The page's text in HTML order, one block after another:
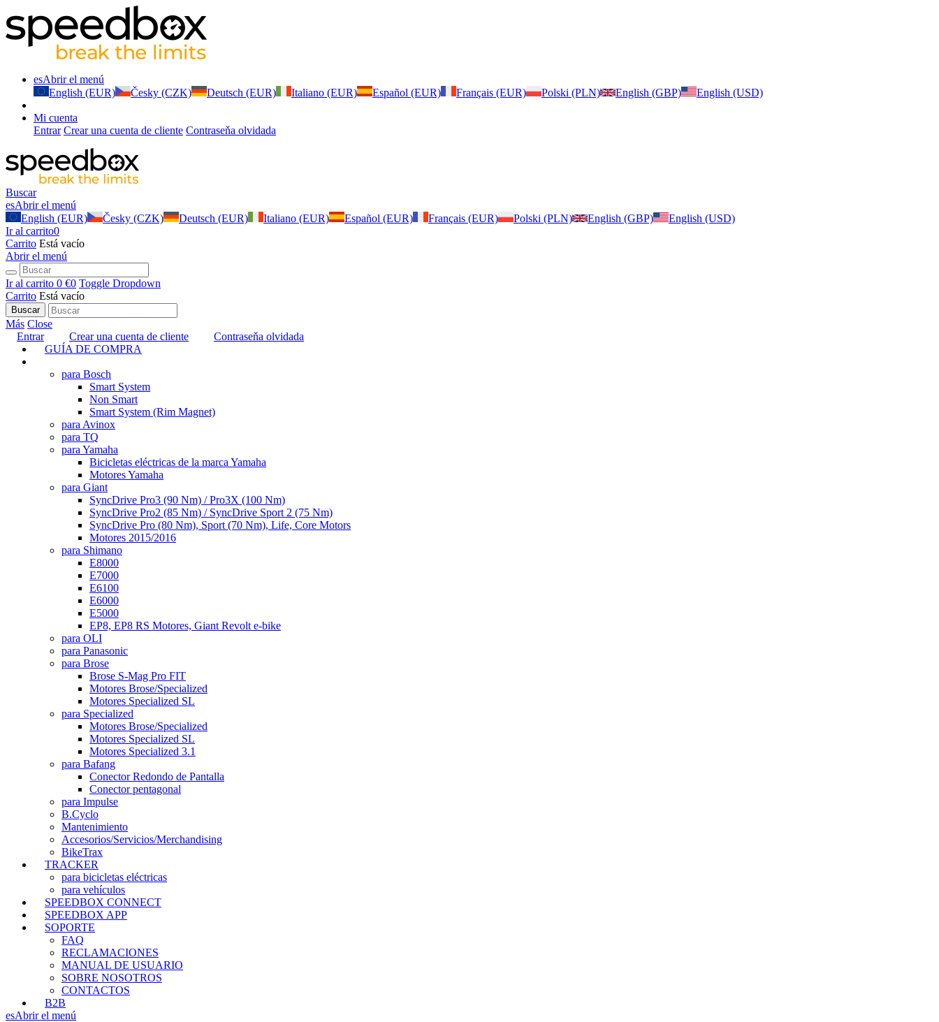
esAbrir el menú
English (EUR)
Česky (CZK) Deutsch (EUR) Italiano (EUR) Español (EUR) Français (EUR) Polski (PLN) English (GBP) English (USD)
Mi cuenta
Entrar Crear una cuenta de cliente Contraseňa olvidada
Buscar
esAbrir el menú
English (EUR)
Česky (CZK) Deutsch (EUR) Italiano (EUR) Español (EUR) Français (EUR) Polski (PLN) English (GBP)
English (USD)
Ir al carrito0
Carrito Está vacío
Abrir el menú
Ir al carrito 0 €0 Toggle Dropdown
Carrito Está vacío
Buscar
Más Close
Entrar
Crear una cuenta de cliente
Contraseňa olvidada
GUÍA DE COMPRA
para Bosch
Smart System
Non Smart
Smart System (Rim Magnet)
para Avinox
para TQ
para Yamaha
Bicicletas eléctricas de la marca Yamaha
Motores Yamaha
para Giant
SyncDrive Pro3 (90 Nm) / Pro3X (100 Nm)
SyncDrive Pro2 (85 Nm) / SyncDrive Sport 2 (75 Nm)
SyncDrive Pro (80 Nm), Sport (70 Nm), Life, Core Motors
Motores 2015/2016
para Shimano
E8000
E7000
E6100
E6000
E5000
EP8, EP8 RS Motores, Giant Revolt e-bike
para OLI
para Panasonic
para Brose
Brose S-Mag Pro FIT
Motores Brose/Specialized
Motores Specialized SL
para Specialized
Motores Brose/Specialized
Motores Specialized SL
Motores Specialized 3.1
para Bafang
Conector Redondo de Pantalla
Conector pentagonal
para Impulse
B.Cyclo
Mantenimiento
Accesorios/Servicios/Merchandising
BikeTrax
TRACKER
para bicicletas eléctricas
para vehículos
SPEEDBOX CONNECT
SPEEDBOX APP
SOPORTE
FAQ
RECLAMACIONES
MANUAL DE USUARIO
SOBRE NOSOTROS
CONTACTOS
B2B
esAbrir el menú